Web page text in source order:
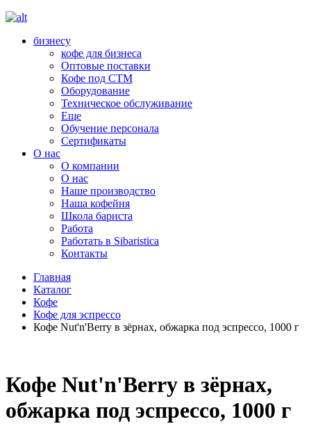
бизнесу
кофе для бизнеса
Оптовые поставки
Кофе под СТМ
Оборудование
Техническое обслуживание
Еще
Обучение персонала
Сертификаты
О нас
O компании
О нас
Наше производство
Наша кофейня
Школа бариста
Работа
Работать в Sibaristica
Контакты
Главная
Каталог
Кофе
Кофе для эспрессо
Кофе Nut'n'Berry в зёрнах, обжарка под эспрессо, 1000 г
Кофе Nut'n'Berry в зёрнах,
обжарка под эспрессо, 1000 г